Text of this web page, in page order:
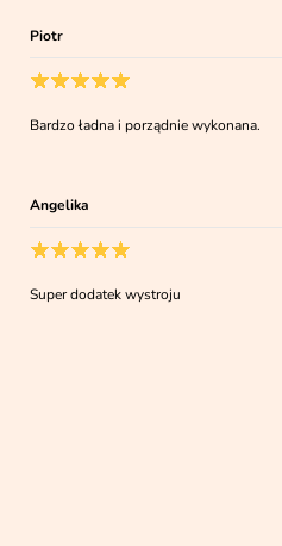
Piotr
Bardzo ładna i porządnie wykonana.
Angelika
Super dodatek wystroju